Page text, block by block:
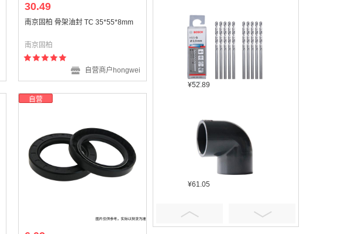
30.49
南京固柏 骨架油封 TC 35*55*8mm
南京固柏
自营商户hongwei
自营
¥52.89
¥61.05